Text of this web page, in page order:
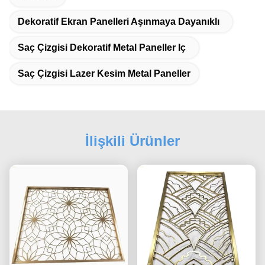
Dekoratif Ekran Panelleri Aşınmaya Dayanıklı
Saç Çizgisi Dekoratif Metal Paneller Iç
Saç Çizgisi Lazer Kesim Metal Paneller
İlişkili Ürünler